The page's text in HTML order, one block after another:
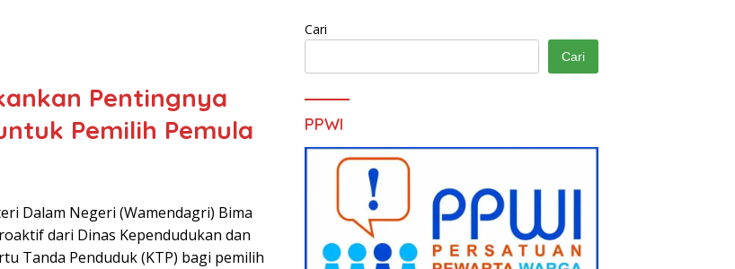
Pentingnya
Pemilih Pemula
Dalam Negeri (Wamendagri) Bima
dari Dinas Kependudukan dan
Tanda Penduduk (KTP) bagi pemilih
Cari
Cari
PPWI